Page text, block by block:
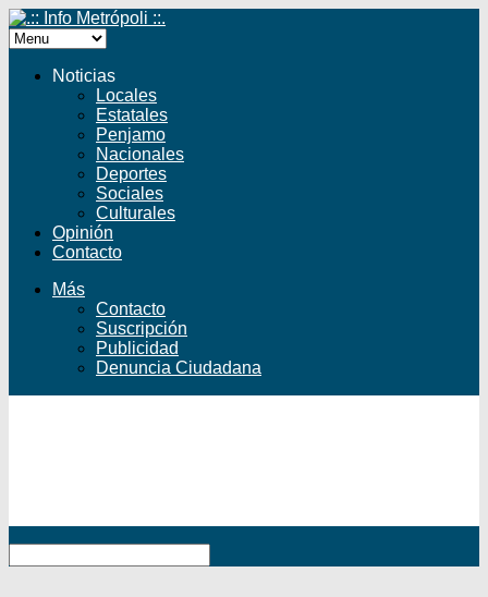
Noticias
Locales
Estatales
Penjamo
Nacionales
Deportes
Sociales
Culturales
Opinión
Contacto
Más
Contacto
Suscripción
Publicidad
Denuncia Ciudadana